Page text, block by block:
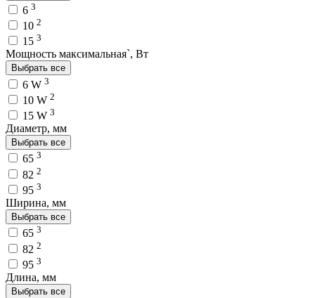
6 3
10 2
15 3
Мощность максимальная`, Вт
Выбрать все
6 W 3
10 W 2
15 W 3
Диаметр, мм
Выбрать все
65 3
82 2
95 3
Ширина, мм
Выбрать все
65 3
82 2
95 3
Длина, мм
Выбрать все